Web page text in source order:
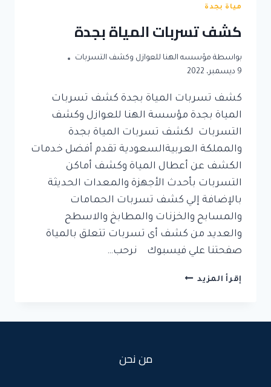
مياة بجدة
كشف تسربات المياة بجدة
بواسطة مؤسسه الهنا للعوازل وكشف التسربات
9 ديسمبر، 2022
كشف تسربات المياة بجدة كشف تسربات
المياة بجدة مؤسسة الهنا للعوازل وكشف
التسربات لكشف تسربات المياة بجدة
والمملكة العربيةالسعودية تقدم أفضل خدمات
الكشف عن أعطال المياة وكشف أماكن
التسربات بأحدث الأجهزة والمعدات الحديثة
بالإضافة إلي كشف تسربات الحمامات
والمسابح والخزنات والمطابخ والاسطح
والعديد من كشف أى تسربات تتعلق بالمياة
صفحتنا علي فيسبوك نرحب…
إقرأ المزيد كشف
من نحن